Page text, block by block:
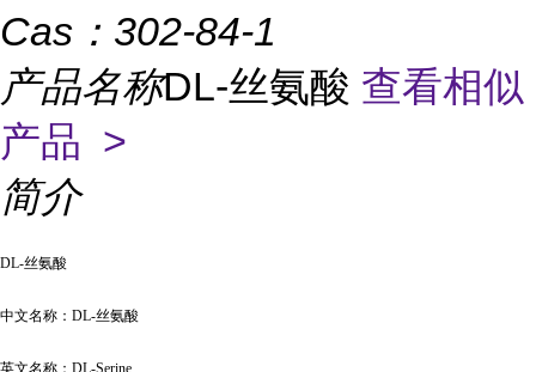
Cas： 302-84-1
产品名称DL-丝氨酸 查看相似
产品 >
简介
DL-丝氨酸
中文名称： DL-丝氨酸
英文名称： DL-Serine